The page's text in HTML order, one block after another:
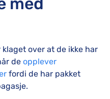
over at de ikke har
de opplever
fordi de har pakket